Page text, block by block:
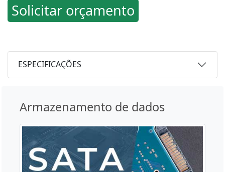
Solicitar orçamento
ESPECIFICAÇÕES
Armazenamento de dados